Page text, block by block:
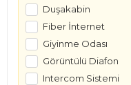
Duşakabin
Fiber İnternet
Giyinme Odası
Görüntülü Diafon
Intercom Sistemi